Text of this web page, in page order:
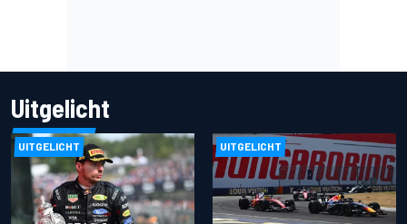
Uitgelicht
UITGELICHT UITGELICHT